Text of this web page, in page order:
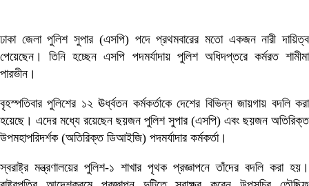
বিনোদন
প্রযুক্তি
লাইফ স্টাইল
ঢাকা জেলা পুলিশ সুপার (এসপি) পদে প্রথমবারের মতো একজন নারী দায়িত্ব
পেয়েছেন। তিনি হচ্ছেন এসপি পদমর্যাদায় পুলিশ অধিদপ্তরে কর্মরত শামীমা
পারভীন।
বৃহস্পতিবার পুলিশের ১২ ঊর্ধ্বতন কর্মকর্তাকে দেশের বিভিন্ন জায়গায় বদলি করা
হয়েছে। এদের মধ্যে রয়েছেন ছয়জন পুলিশ সুপার (এসপি) এবং ছয়জন অতিরিক্ত
উপমহাপরিদর্শক (অতিরিক্ত ডিআইজি) পদমর্যাদার কর্মকর্তা।
স্বরাষ্ট্র মন্ত্রণালয়ের পুলিশ-১ শাখার পৃথক প্রজ্ঞাপনে তাঁদের বদলি করা হয়।